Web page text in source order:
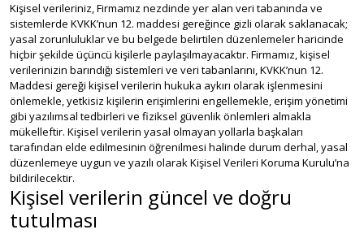
Kişisel verileriniz, Firmamız nezdinde yer alan veri tabanında ve
sistemlerde KVKK’nun 12. maddesi gereğince gizli olarak saklanacak;
yasal zorunluluklar ve bu belgede belirtilen düzenlemeler haricinde
hiçbir şekilde üçüncü kişilerle paylaşılmayacaktır. Firmamız, kişisel
verilerinizin barındığı sistemleri ve veri tabanlarını, KVKK’nun 12.
Maddesi gereği kişisel verilerin hukuka aykırı olarak işlenmesini
önlemekle, yetkisiz kişilerin erişimlerini engellemekle, erişim yönetimi
gibi yazılımsal tedbirleri ve fiziksel güvenlik önlemleri almakla
mükelleftir. Kişisel verilerin yasal olmayan yollarla başkaları
tarafından elde edilmesinin öğrenilmesi halinde durum derhal, yasal
düzenlemeye uygun ve yazılı olarak Kişisel Verileri Koruma Kurulu’na
bildirilecektir.
Kişisel verilerin güncel ve doğru
tutulması